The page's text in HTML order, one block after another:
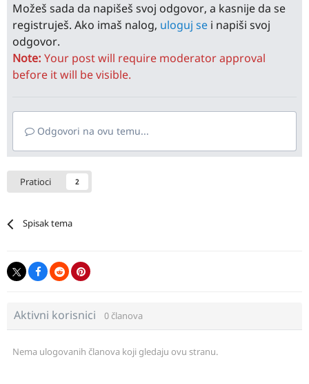
Možeš sada da napišeš svoj odgovor, a kasnije da se
registruješ. Ako imaš nalog, uloguj se i napiši svoj
odgovor.
Note: Your post will require moderator approval
before it will be visible.
Odgovori na ovu temu...
Pratioci 2
Spisak tema
Aktivni korisnici 0 članova
Nema ulogovanih članova koji gledaju ovu stranu.